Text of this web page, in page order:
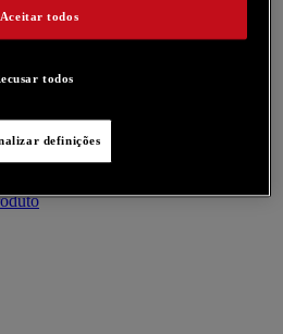
todos
Aceitar todos
definições